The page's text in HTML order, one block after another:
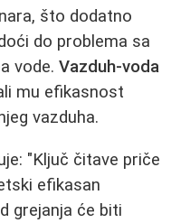
što dodatno
do problema sa
vode. Vazduh-voda
mu efikasnost
vazduha.
"Ključ čitave priče
efikasan
grejanja će biti